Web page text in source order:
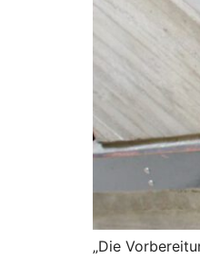
„Die